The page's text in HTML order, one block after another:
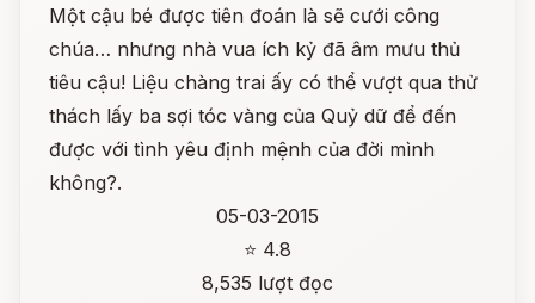
Một cậu bé được tiên đoán là sẽ cưới công
chúa… nhưng nhà vua ích kỷ đã âm mưu thủ
tiêu cậu! Liệu chàng trai ấy có thể vượt qua thử
thách lấy ba sợi tóc vàng của Quỷ dữ để đến
được với tình yêu định mệnh của đời mình
không?.
05-03-2015
⭐ 4.8
8,535 lượt đọc